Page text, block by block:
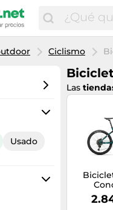
Ciclismo
Usado
Las